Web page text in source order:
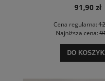
91,90 zł
Cena regularna:
Najniższa cena:
DO